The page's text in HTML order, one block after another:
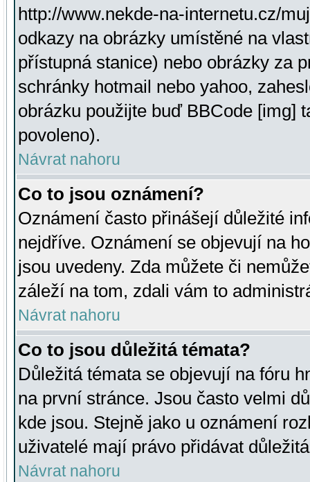
http://www.nekde-na-internetu.cz/
odkazy na obrázky umístěné na
přístupná stanice) nebo obrázky za
schránky hotmail nebo yahoo,
obrázku použijte buď BBCode [img]
povoleno).
Návrat nahoru
Co to jsou oznámení?
Oznámení často přinášejí důležité
nejdříve. Oznámení se objevují na
jsou uvedeny. Zda můžete či
záleží na tom, zdali vám to
Návrat nahoru
Co to jsou důležitá témata?
Důležitá témata se objevují na fóru
na první stránce. Jsou často velmi
kde jsou. Stejně jako u oznámení
uživatelé mají právo přidávat
Návrat nahoru